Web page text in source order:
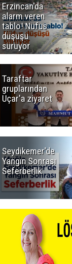
Erzincan'da
alarm veren
tablo! Nüfus
düşüşü
sürüyor
Taraftar
gruplarından
Uçar'a ziyaret
Seydikemer'de
Yangın Sonrası
Seferberlik